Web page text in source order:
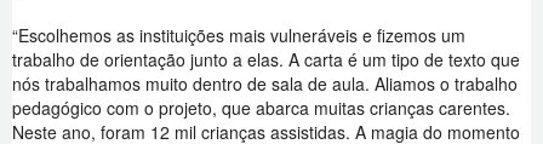
“Escolhemos as instituições mais vulneráveis e fizemos um
trabalho de orientação junto a elas. A carta é um tipo de texto que
nós trabalhamos muito dentro de sala de aula. Aliamos o trabalho
pedagógico com o projeto, que abarca muitas crianças carentes.
Neste ano, foram 12 mil crianças assistidas. A magia do momento